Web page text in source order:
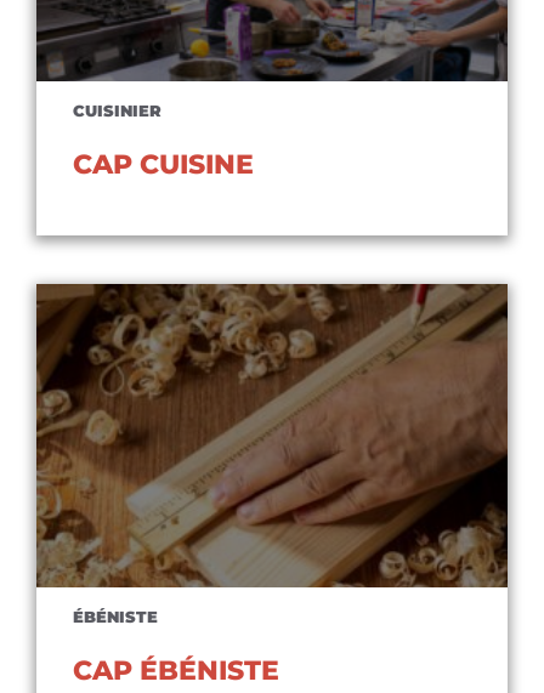
CUISINIER
CAP CUISINE
ÉBÉNISTE
CAP ÉBÉNISTE
Voir le diplôme